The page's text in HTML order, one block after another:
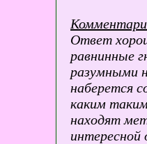
Ответ
равнинные
разумными
наберется
каким
находят
интересной